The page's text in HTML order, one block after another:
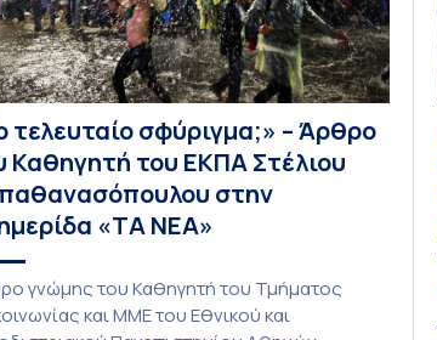
τελευταίο σφύριγμα;» – Άρθρο
Καθηγητή του ΕΚΠΑ Στέλιου
στην
«ΤΑ ΝΕΑ»
γνώμης του Καθηγητή του Τμήματος
και ΜΜΕ του Εθνικού και